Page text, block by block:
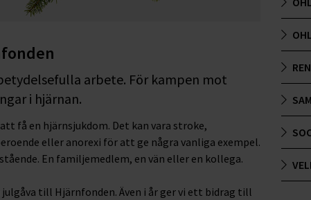
arbete. För kampen mot
i hjärnan.
få en hjärnsjukdom. Det kan vara stroke,
eller anorexi för att ge några vanliga exempel.
En familjemedlem, en vän eller en kollega.
till Hjärnfonden. Även i år ger vi ett bidrag till